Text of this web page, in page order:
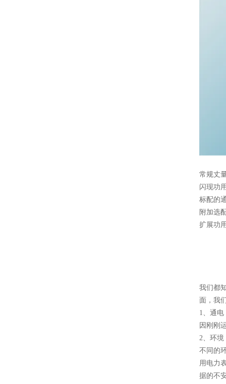
常规丈
闪现功
标配的
附加选
扩展功
我们都
面，我
1、通电
因刚刚
2、环境
不同的
用电力
据的不